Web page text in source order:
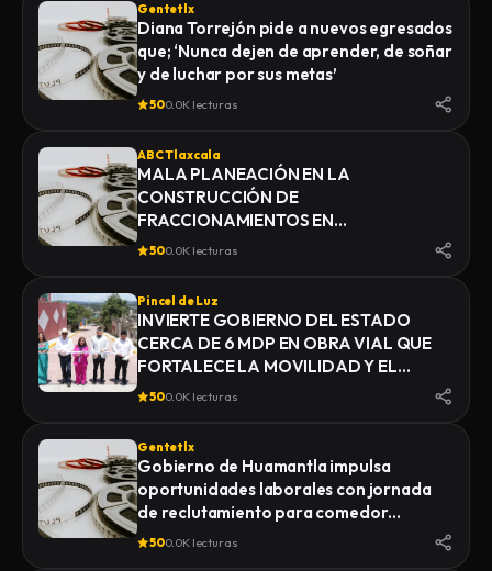
Gentetlx
Diana Torrejón pide a nuevos egresados
que; ‘Nunca dejen de aprender, de soñar
y de luchar por sus metas’
500.0K lecturas
ABC Tlaxcala
MALA PLANEACIÓN EN LA
CONSTRUCCIÓN DE
FRACCIONAMIENTOS EN
YAUHQUEMEHCAN GENERA QUE
500.0K lecturas
Pincel de Luz
INVIERTE GOBIERNO DEL ESTADO
CERCA DE 6 MDP EN OBRA VIAL QUE
FORTALECE LA MOVILIDAD Y EL
DESARROLLO DE YAUHQUEMEHCAN
500.0K lecturas
Gentetlx
Gobierno de Huamantla impulsa
oportunidades laborales con jornada
de reclutamiento para comedor
industrial
500.0K lecturas